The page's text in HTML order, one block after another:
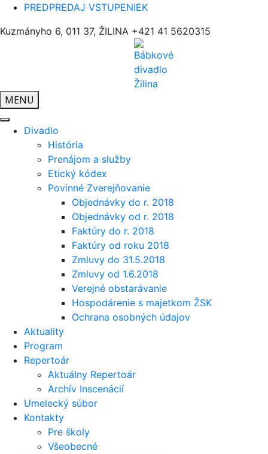
PREDPREDAJ VSTUPENIEK
Kuzmányho 6, 011 37, ŽILINA +421 41 5620315
MENU
Divadlo
História
Prenájom a služby
Etický kódex
Povinné Zverejňovanie
Objednávky do r. 2018
Objednávky od r. 2018
Faktúry do r. 2018
Faktúry od roku 2018
Zmluvy do 31.5.2018
Zmluvy od 1.6.2018
Verejné obstarávanie
Hospodárenie s majetkom ŽSK
Ochrana osobných údajov
Aktuality
Program
Repertoár
Aktuálny Repertoár
Archív Inscenácií
Umelecký súbor
Kontakty
Pre školy
Všeobecné